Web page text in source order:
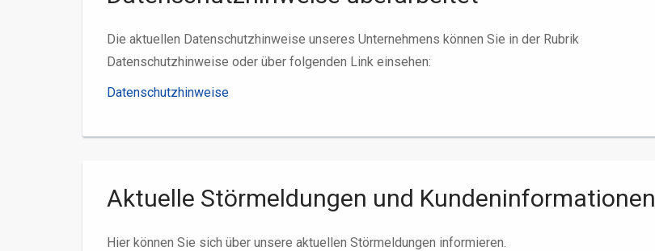
Die aktuellen Datenschutzhinweise unseres Unternehmens können Sie in der Rubrik
Datenschutzhinweise oder über folgenden Link einsehen:
Datenschutzhinweise
Aktuelle Störmeldungen und Kundeninformationen
Hier können Sie sich über unsere aktuellen Störmeldungen informieren.